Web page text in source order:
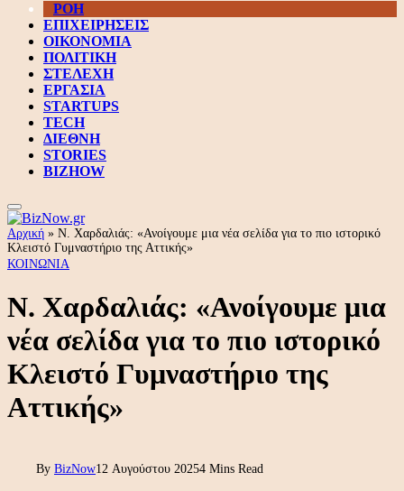
ΡΟΗ
ΕΠΙΧΕΙΡΗΣΕΙΣ
ΟΙΚΟΝΟΜΙΑ
ΠΟΛΙΤΙΚΗ
ΣΤΕΛΕΧΗ
ΕΡΓΑΣΙΑ
STARTUPS
TECH
ΔΙΕΘΝΗ
STORIES
BIZHOW
Αρχική » Ν. Χαρδαλιάς: «Ανοίγουμε μια νέα σελίδα για το πιο ιστορικό
Κλειστό Γυμναστήριο της Αττικής»
ΚΟΙΝΩΝΙΑ
Ν. Χαρδαλιάς: «Ανοίγουμε μια
νέα σελίδα για το πιο ιστορικό
Κλειστό Γυμναστήριο της
Αττικής»
By BizNow12 Αυγούστου 20254 Mins Read